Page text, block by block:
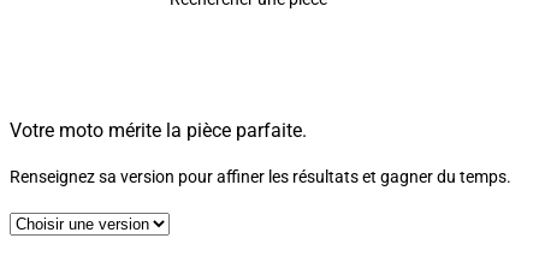
Votre moto mérite la pièce parfaite.
Renseignez sa version pour affiner les résultats et gagner du temps.